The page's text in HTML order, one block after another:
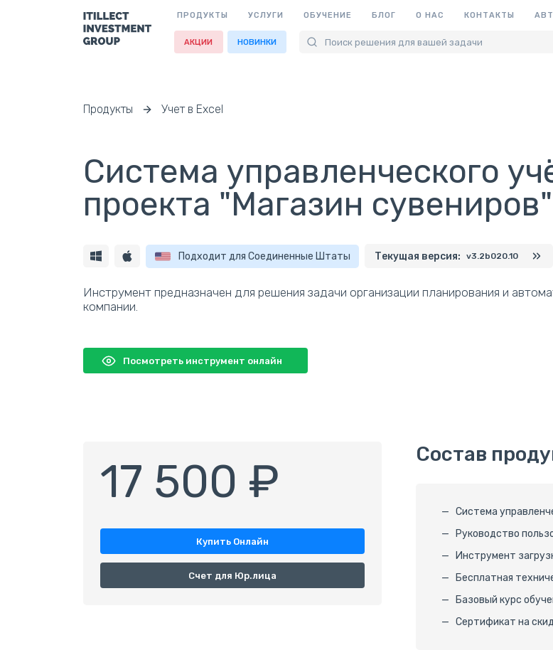
ПРОДУКТЫ УСЛУГИ ОБУЧЕНИЕ БЛОГ О НАС КОНТАКТЫ
АКЦИИ НОВИНКИ Поиск решения для вашей задачи
Продукты Учет в Excel
Система управленческого
проекта "Магазин сувениров"
Подходит для Соединенные Штаты Текущая версия: v3.2b020.10
Инструмент предназначен для решения задачи организации планирования и
компании.
Посмотреть инструмент онлайн
17 500 ₽
Купить Онлайн
Счет для Юр.лица
Состав
Система
Руководство
Инструмент
Бесплатная
Базовый курс
Сертификат на